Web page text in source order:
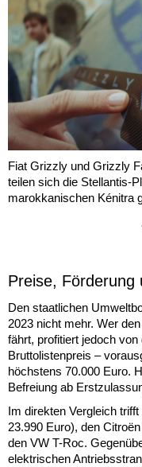
Fiat Grizzly und Grizzly
teilen sich die Stellantis-
marokkanischen Kénitra
Preise, Förderung
Den staatlichen
2023 nicht mehr. Wer
fährt, profitiert jedoch
Bruttolistenpreis –
höchstens 70.000 Euro.
Befreiung ab
Im direkten Vergleich
23.990 Euro), den
den VW T-Roc.
elektrischen